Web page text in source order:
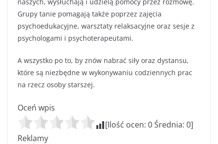
Grupy tanie pomagają także poprzez zajęcia
psychoedukacyjne, warsztaty relaksacyjne oraz sesje z
psychologami i psychoterapeutami.
A wszystko po to, by znów nabrać siły oraz dystansu,
które są niezbędne w wykonywaniu codziennych prac
na rzecz osoby starszej.
Oceń wpis
[Ilość ocen: 0Średnia: 0]
Reklamy